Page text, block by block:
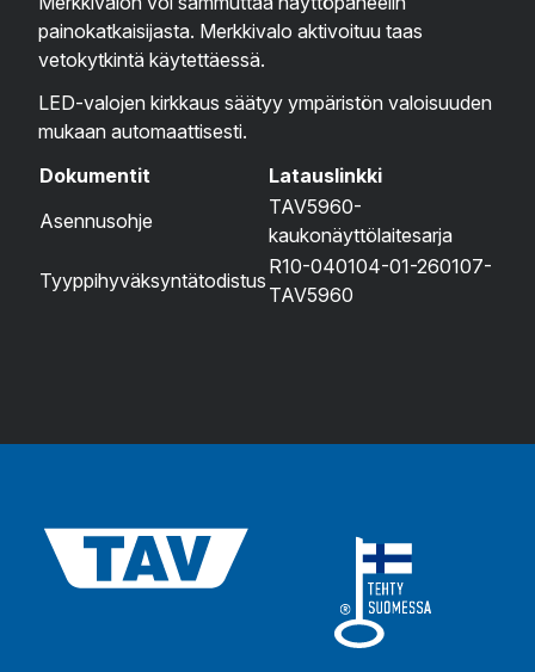
painokatkaisijasta. Merkkivalo aktivoituu taas
vetokytkintä käytettäessä.
LED-valojen kirkkaus säätyy ympäristön valoisuuden
mukaan automaattisesti.
Dokumentit
Latauslinkki
Asennusohje
TAV5960-
kaukonäyttölaitesarja
Tyyppihyväksyntätodistus
R10-040104-01-260107-
TAV5960